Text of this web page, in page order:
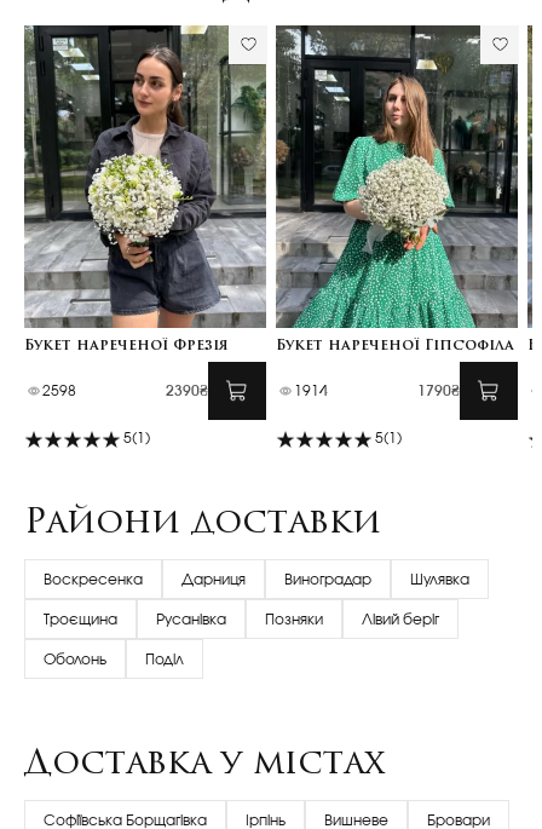
Букет нареченої Фрезія
2598 2390₴
5(1)
Букет нареченої Гіпсофіла
1914 1790₴
5(1)
Райони доставки
Воскресенка Дарниця Виноградар Шулявка
Троєщина Русанівка Позняки Лівий беріг
Оболонь Поділ
Доставка у містах
Софіївська Борщагівка Ірпінь Вишневе Бровари